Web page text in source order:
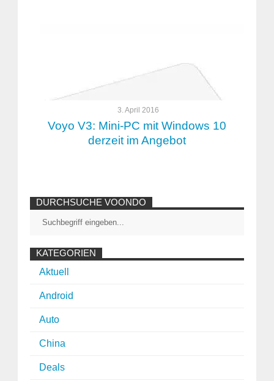
3. April 2016
Voyo V3: Mini-PC mit Windows 10
derzeit im Angebot
DURCHSUCHE VOONDO
KATEGORIEN
Aktuell
Android
Auto
China
Deals